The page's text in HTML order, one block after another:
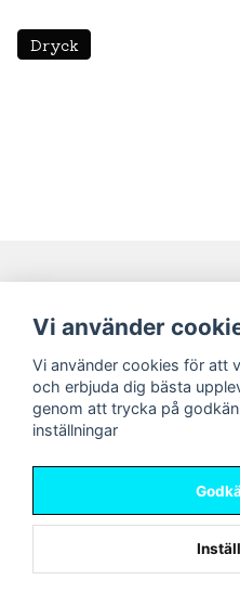
Dryck
Navigering
Nyheter!
Förbeställning
Sociala medier
Vi använder
Vi använder cookies för att
och erbjuda dig bästa
genom att trycka på
inställningar